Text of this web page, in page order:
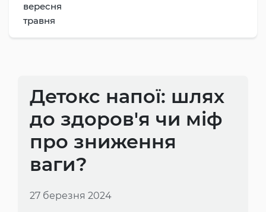
вересня
травня
Детокс напої: шлях
до здоров'я чи міф
про зниження
ваги?
27 березня 2024